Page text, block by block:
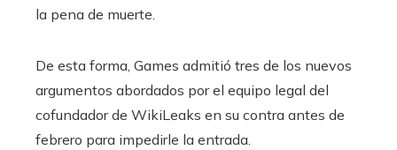
la pena de muerte.
De esta forma, Games admitió tres de los nuevos
argumentos abordados por el equipo legal del
cofundador de WikiLeaks en su contra antes de
febrero para impedirle la entrada.